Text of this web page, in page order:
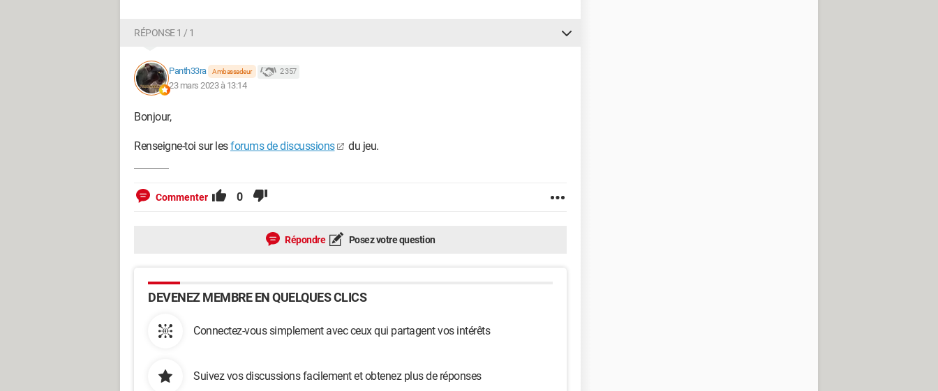
RÉPONSE 1 / 1
Panth33ra Ambassadeur 2 357
23 mars 2023 à 13:14
Bonjour,
Renseigne-toi sur lesforums de discussions du jeu.
Commenter 0
Répondre Posez votre question
DEVENEZ MEMBRE EN QUELQUES CLICS
Connectez-vous simplement avec ceux qui partagent vos intérêts
Suivez vos discussions facilement et obtenez plus de réponses